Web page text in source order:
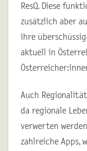
ResQ. Diese
zusätzlich aber
ihre
aktuell in
Auch
da regionale
verwerten
zahlreiche Apps,